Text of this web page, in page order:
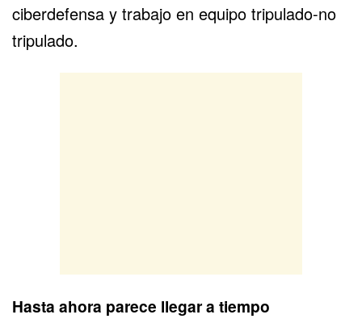
ciberdefensa y trabajo en equipo tripulado-no
tripulado.
Hasta ahora parece llegar a tiempo